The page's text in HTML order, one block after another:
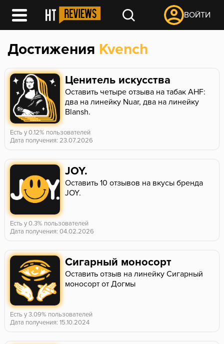
ВОЙТИ
Достижения Kvench
Ценитель искусства
Оставить четыре отзыва на табак AHF:
два на линейку Nuar, два на линейку
Blansh.
Есть у 0.12% пользователей
Дата получения: 23.07.2026
JOY.
Оставить 10 отзывов на вкусы бренда
JOY.
Есть у 0.3% пользователей
Дата получения: 04.02.2026
Сигарный моносорт
Оставить отзыв на линейку Сигарный
моносорт от Догмы
Есть у 3.09% пользователей
Дата получения: 15.10.2024